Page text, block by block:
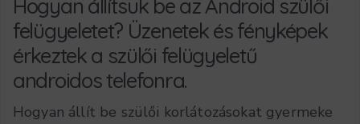
Hogyan állítsuk be az Android szülői
felügyeletet? Üzenetek és fényképek
érkeztek a szülői felügyeletű
androidos telefonra.
Hogyan állít be szülői korlátozásokat gyermeke